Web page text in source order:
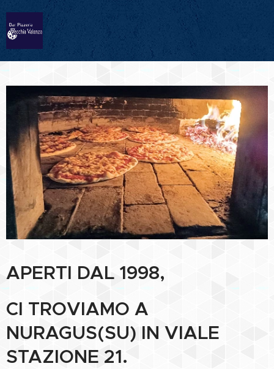
APERTI DAL 1998,
CI TROVIAMO A
NURAGUS(SU) IN VIALE
STAZIONE 21.